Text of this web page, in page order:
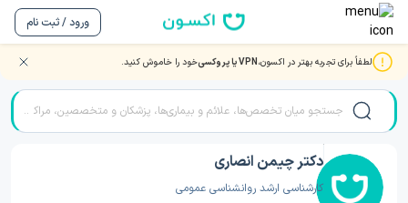
ورود / ثبت نام
لطفاً برای تجربه بهتر در اکسون،VPN یا پروکسی خود را خاموش کنید. صفحه اصلی/دکتر روانشناسی/دکتر چیمن انصاری
دکتر چیمن انصاری
کارشناسی ارشد روانشناسی عمومی